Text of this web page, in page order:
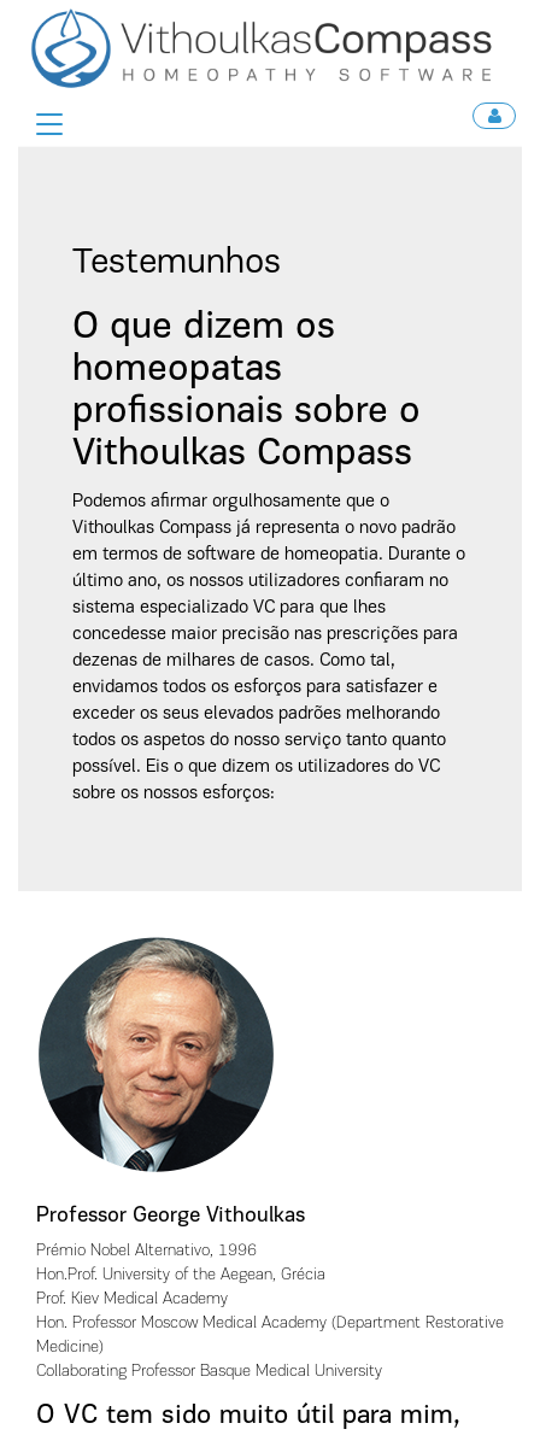
Toggle
Testemunhos
O que dizem os
homeopatas
profissionais sobre o
Vithoulkas Compass
Podemos afirmar orgulhosamente que o
Vithoulkas Compass já representa o novo padrão
em termos de software de homeopatia. Durante o
último ano, os nossos utilizadores confiaram no
sistema especializado VC para que lhes
concedesse maior precisão nas prescrições para
dezenas de milhares de casos. Como tal,
envidamos todos os esforços para satisfazer e
exceder os seus elevados padrões melhorando
todos os aspetos do nosso serviço tanto quanto
possível. Eis o que dizem os utilizadores do VC
sobre os nossos esforços:
Professor George Vithoulkas
Prémio Nobel Alternativo, 1996
Hon.Prof. University of the Aegean, Grécia
Prof. Kiev Medical Academy
Hon. Professor Moscow Medical Academy (Department Restorative
Medicine)
Collaborating Professor Basque Medical University
O VC tem sido muito útil para mim,